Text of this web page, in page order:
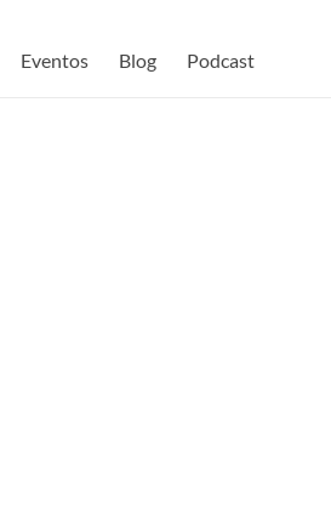
Eventos Blog Podcast